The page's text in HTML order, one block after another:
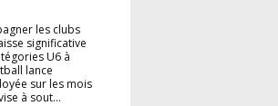
les clubs
significative
U6 à
lance
sur les mois
à sout...